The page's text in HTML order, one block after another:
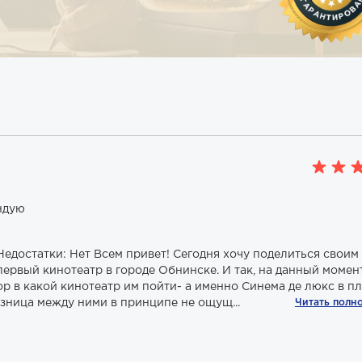
Нет Всем привет! Сегодня хочу поделиться своим
кинотеатр в городе Обнинске. И так, на данный
в какой кинотеатр им пойти- а именно Синема де люкс в
между ними в принципе не ощущ...
Читать